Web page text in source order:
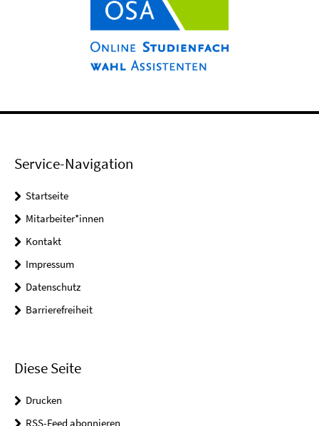
Service-Navigation
Startseite
Mitarbeiter*innen
Kontakt
Impressum
Datenschutz
Barrierefreiheit
Diese Seite
Drucken
RSS-Feed abonnieren